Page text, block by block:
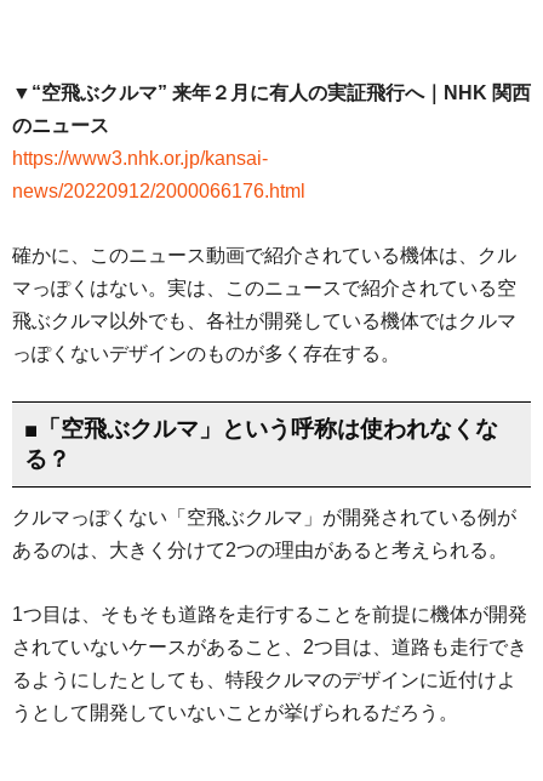
▼“空飛ぶクルマ” 来年２月に有人の実証飛行へ｜NHK 関西
のニュース
https://www3.nhk.or.jp/kansai-
news/20220912/2000066176.html
確かに、このニュース動画で紹介されている機体は、クル
マっぽくはない。実は、このニュースで紹介されている空
飛ぶクルマ以外でも、各社が開発している機体ではクルマ
っぽくないデザインのものが多く存在する。
■「空飛ぶクルマ」という呼称は使われなくな
る？
クルマっぽくない「空飛ぶクルマ」が開発されている例が
あるのは、大きく分けて2つの理由があると考えられる。
1つ目は、そもそも道路を走行することを前提に機体が開発
されていないケースがあること、2つ目は、道路も走行でき
るようにしたとしても、特段クルマのデザインに近付けよ
うとして開発していないことが挙げられるだろう。